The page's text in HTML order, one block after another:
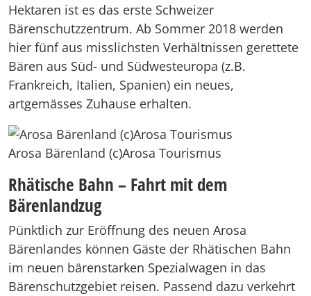
Hektaren ist es das erste Schweizer
Bärenschutzzentrum. Ab Sommer 2018 werden
hier fünf aus misslichsten Verhältnissen gerettete
Bären aus Süd- und Südwesteuropa (z.B.
Frankreich, Italien, Spanien) ein neues,
artgemässes Zuhause erhalten.
Arosa Bärenland (c)Arosa Tourismus
Rhätische Bahn – Fahrt mit dem
Bärenlandzug
Pünktlich zur Eröffnung des neuen Arosa
Bärenlandes können Gäste der Rhätischen Bahn
im neuen bärenstarken Spezialwagen in das
Bärenschutzgebiet reisen. Passend dazu verkehrt